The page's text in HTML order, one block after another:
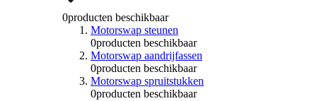
0producten beschikbaar
Motorswap steunen
0producten beschikbaar
Motorswap aandrijfassen
0producten beschikbaar
Motorswap spruitstukken
0producten beschikbaar